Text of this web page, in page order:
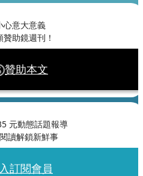
心意大意義
贊助鏡週刊！
贊助本文
元動態話題報導
讀解鎖新鮮事
訂閱會員